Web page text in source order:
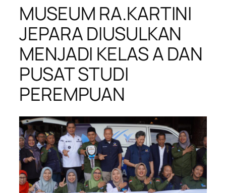
MUSEUM RA.KARTINI
JEPARA DIUSULKAN
MENJADI KELAS A DAN
PUSAT STUDI
PEREMPUAN